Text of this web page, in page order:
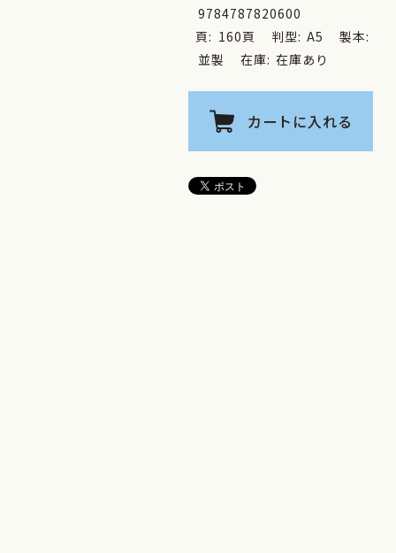
9784787820600
頁: 160頁 判型: A5
製本:
並製
在庫: 在庫あり
カートに入れる